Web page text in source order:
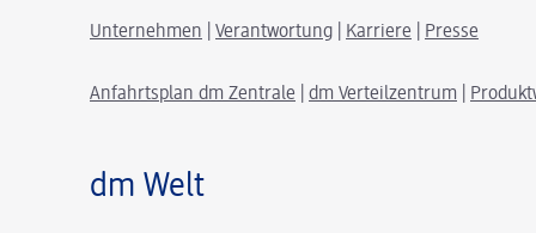
Unternehmen Verantwortung Karriere Presse
Anfahrtsplan dm Zentrale dm Verteilzentrum
dm Welt